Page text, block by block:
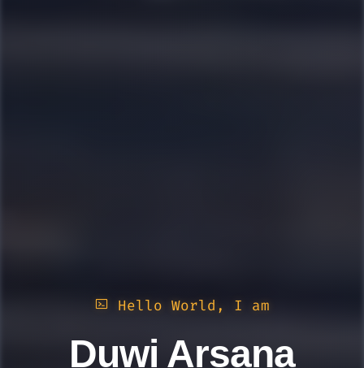
Hello World, I am
Duwi Arsana